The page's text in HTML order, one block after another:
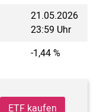
21.05.2026
23:59 Uhr
-1,44 %
ETF kaufen